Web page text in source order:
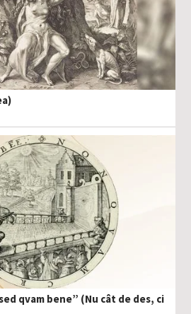
qvam bene” (Nu cât de des, ci